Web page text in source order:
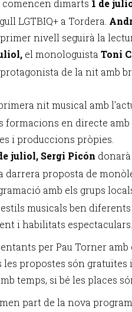
comencen dimarts 1 de
LGTBIQ+ a Tordera.
nivell seguirà la
el monologuista Toni
protagonista de la nit amb
nit musical amb
formacions en directe
i produccions pròpies.
juliol, Sergi Picón
darrera proposta de
amb els grups
musicals ben
i habilitats espectaculars.
per Pau Torner amb
propostes són gratuïtes
temps, si bé les places
part de la nova